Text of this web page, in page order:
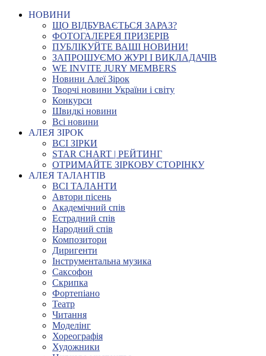
НОВИНИ
ЩО ВІДБУВАЄТЬСЯ ЗАРАЗ?
ФОТОГАЛЕРЕЯ ПРИЗЕРІВ
ПУБЛІКУЙТЕ ВАШІ НОВИНИ!
ЗАПРОШУЄМО ЖУРІ І ВИКЛАДАЧІВ
WE INVITE JURY MEMBERS
Новини Алеї Зірок
Творчі новини України і світу
Конкурси
Швидкі новини
Всі новини
АЛЕЯ ЗІРОК
ВСІ ЗІРКИ
STAR CHART | РЕЙТИНГ
ОТРИМАЙТЕ ЗІРКОВУ СТОРІНКУ
АЛЕЯ ТАЛАНТІВ
ВСІ ТАЛАНТИ
Автори пісень
Академічний спів
Естрадний спів
Народний спів
Композитори
Диригенти
Інструментальна музика
Саксофон
Скрипка
Фортепіано
Театр
Читання
Моделінг
Хореографія
Художники